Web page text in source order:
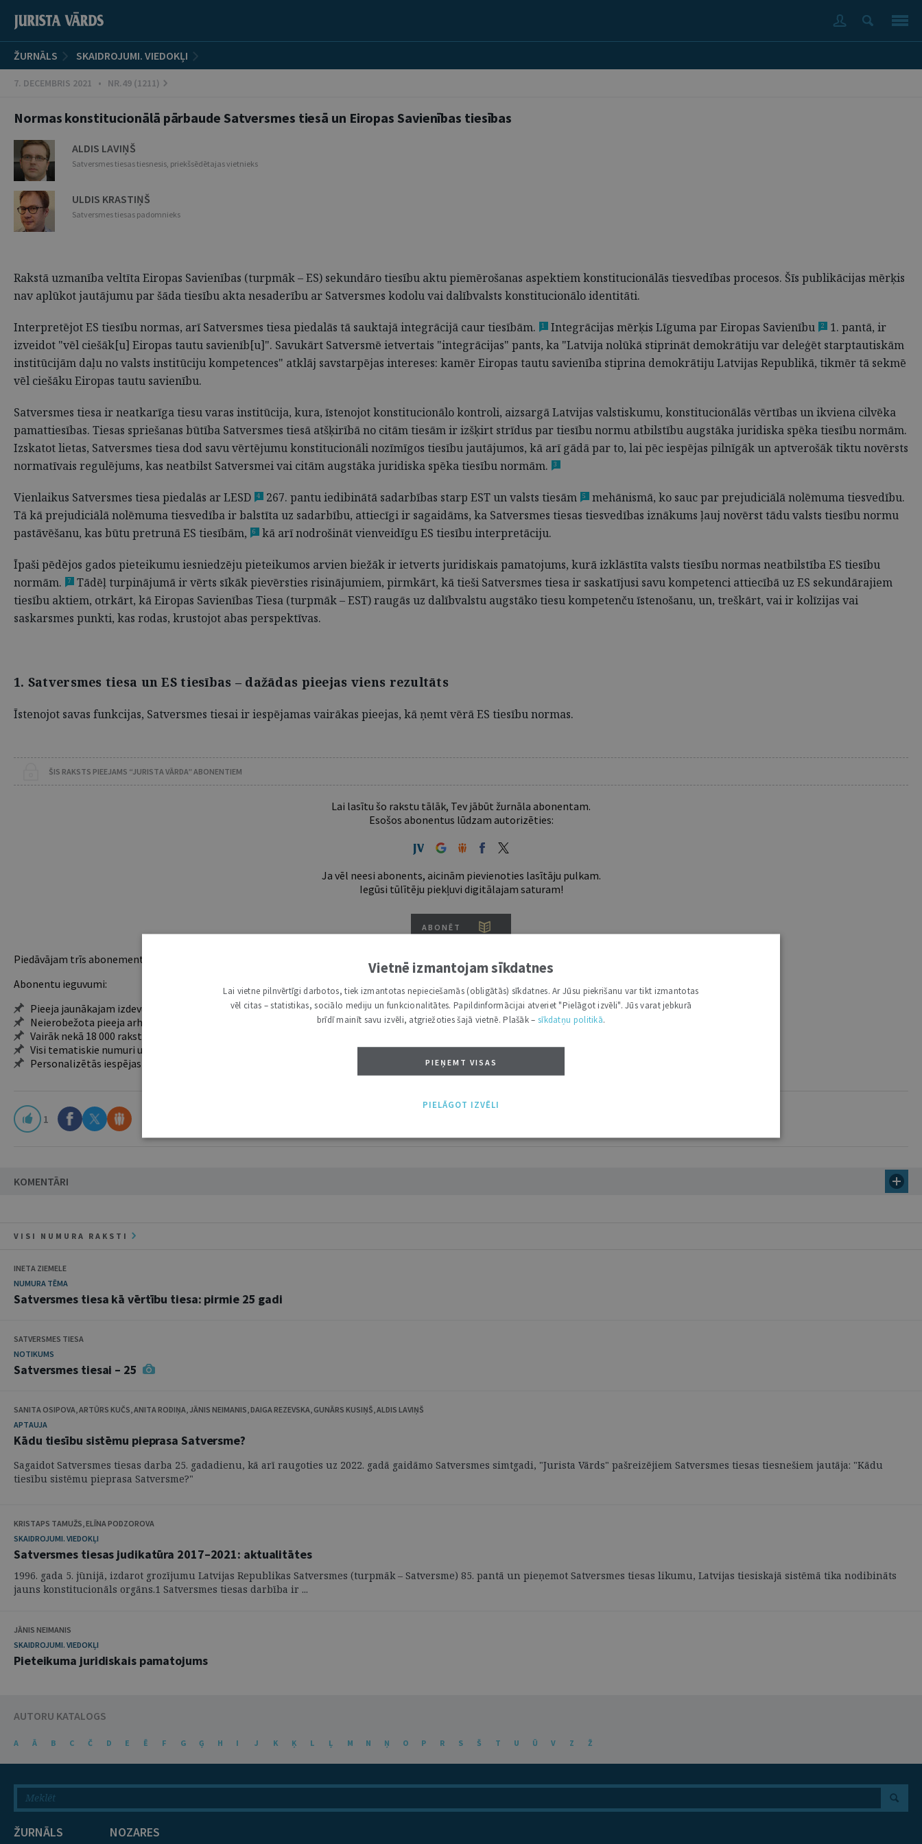
ŽURNĀLS SKAIDROJUMI. VIEDOKĻI
7. DECEMBRIS 2021 • NR.49 (1211)
Normas konstitucionālā pārbaude Satversmes tiesā un Eiropas Savienības tiesības
ALDIS LAVIŅŠ
Satversmes tiesas tiesnesis, priekšsēdētajas vietnieks
ULDIS KRASTIŅŠ
Satversmes tiesas padomnieks
Rakstā uzmanība veltīta Eiropas Savienības (turpmāk – ES) sekundāro tiesību aktu piemērošanas aspektiem konstitucionālās tiesvedības procesos. Šīs publikācijas mērķis
nav aplūkot jautājumu par šāda tiesību akta nesaderību ar Satversmes kodolu vai dalībvalsts konstitucionālo identitāti.
Interpretējot ES tiesību normas, arī Satversmes tiesa piedalās tā sauktajā integrācijā caur tiesībām. 1 Integrācijas mērķis Līguma par Eiropas Savienību 2
1. pantā, ir
izveidot "vēl ciešāk[u] Eiropas tautu savienīb[u]". Savukārt Satversmē ietvertais "integrācijas" pants, ka "Latvija nolūkā stiprināt demokrātiju var deleģēt starptautiskām
institūcijām daļu no valsts institūciju kompetences" atklāj savstarpējas intereses: kamēr Eiropas tautu savienība stiprina demokrātiju Latvijas Republikā, tikmēr tā sekmē
vēl ciešāku Eiropas tautu savienību.
Satversmes tiesa ir neatkarīga tiesu varas institūcija, kura, īstenojot konstitucionālo kontroli, aizsargā Latvijas valstiskumu, konstitucionālās vērtības un ikviena cilvēka
pamattiesības. Tiesas spriešanas būtība Satversmes tiesā atšķirībā no citām tiesām ir izšķirt strīdus par tiesību normu atbilstību augstāka juridiska spēka tiesību normām.
Izskatot lietas, Satversmes tiesa dod savu vērtējumu konstitucionāli nozīmīgos tiesību jautājumos, kā arī gādā par to, lai pēc iespējas pilnīgāk un aptverošāk tiktu novērsts
normatīvais regulējums, kas neatbilst Satversmei vai citām augstāka juridiska spēka tiesību normām.
3
Vienlaikus Satversmes tiesa piedalās ar LESD 4 267. pantu iedibinātā sadarbības starp EST un valsts tiesām 5
mehānismā, ko sauc par prejudiciālā nolēmuma tiesvedību.
Tā kā prejudiciālā nolēmuma tiesvedība ir balstīta uz sadarbību, attiecīgi ir sagaidāms, ka Satversmes tiesas tiesvedības iznākums ļauj novērst tādu valsts tiesību normu
pastāvēšanu, kas būtu pretrunā ES tiesībām,
6 kā arī nodrošināt vienveidīgu ES tiesību interpretāciju.
Īpaši pēdējos gados pieteikumu iesniedzēju pieteikumos arvien biežāk ir ietverts juridiskais pamatojums, kurā izklāstīta valsts tiesību normas neatbilstība ES tiesību
normām.
7
Tādēļ turpinājumā ir vērts sīkāk pievērsties risinājumiem, pirmkārt, kā tieši Satversmes tiesa ir saskatījusi savu kompetenci attiecībā uz ES sekundārajiem
tiesību aktiem, otrkārt, kā Eiropas Savienības Tiesa (turpmāk – EST) raugās uz dalībvalstu augstāko tiesu kompetenču īstenošanu, un, treškārt, vai ir kolīzijas vai
saskarsmes punkti, kas rodas, krustojot abas perspektīvas.
1. Satversmes tiesa un ES tiesības – dažādas pieejas viens rezultāts
Īstenojot savas funkcijas, Satversmes tiesai ir iespējamas vairākas pieejas, kā ņemt vērā ES tiesību normas.
ŠIS RAKSTS PIEEJAMS “JURISTA VĀRDA” ABONENTIEM
Lai lasītu šo rakstu tālāk, Tev jābūt žurnāla abonentam.
Esošos abonentus lūdzam autorizēties:
Ja vēl neesi abonents, aicinām pievienoties lasītāju pulkam.
Iegūsi tūlītēju piekļuvi digitālajam saturam!
ABONĒT
Piedāvājam trīs abonementu veidus. Vienam lietotājam piemērotākais ir "Mazais" (3, 6 un 12 mēnešiem).
Abonentu ieguvumi:
Pieeja jaunākajam izdevumam
Neierobežota pieeja arhīvam – 24 h/7 d.
Vairāk nekā 18 000 rakstu un 2000 autoru
Visi tematiskie numuri un ikgadējie grāmatžurnāli
Personalizētās iespējas – piezīmes, citāti, mapes
1
KOMENTĀRI
VISI NUMURA RAKSTI
INETA ZIEMELE
NUMURA TĒMA
Satversmes tiesa kā vērtību tiesa: pirmie 25 gadi
SATVERSMES TIESA
NOTIKUMS
Satversmes tiesai – 25
SANITA OSIPOVA, ARTŪRS KUČS, ANITA RODIŅA, JĀNIS NEIMANIS, DAIGA REZEVSKA, GUNĀRS KUSIŅŠ, ALDIS LAVIŅŠ
APTAUJA
Kādu tiesību sistēmu pieprasa Satversme?
Sagaidot Satversmes tiesas darba 25. gadadienu, kā arī raugoties uz 2022. gadā gaidāmo Satversmes simtgadi, "Jurista Vārds" pašreizējiem Satversmes tiesas tiesnešiem jautāja: "Kādu
tiesību sistēmu pieprasa Satversme?"
KRISTAPS TAMUŽS, ELĪNA PODZOROVA
SKAIDROJUMI. VIEDOKĻI
Satversmes tiesas judikatūra 2017–2021: aktualitātes
1996. gada 5. jūnijā, izdarot grozījumu Latvijas Republikas Satversmes (turpmāk – Satversme) 85. pantā un pieņemot Satversmes tiesas likumu, Latvijas tiesiskajā sistēmā tika nodibināts
jauns konstitucionāls orgāns.1 Satversmes tiesas darbība ir ...
JĀNIS NEIMANIS
SKAIDROJUMI. VIEDOKĻI
Pieteikuma juridiskais pamatojums
AUTORU KATALOGS
A Ā B C Č D E Ē F G Ģ H I J K Ķ L Ļ M N Ņ O P R S Š T U Ū V Z Ž
ŽURNĀLS NOZARES
Vietnē izmantojam sīkdatnes
Lai vietne pilnvērtīgi darbotos, tiek izmantotas nepieciešamās (obligātās) sīkdatnes. Ar Jūsu piekrišanu var tikt izmantotas
vēl citas – statistikas, sociālo mediju un funkcionalitātes. Papildinformācijai atveriet "Pielāgot izvēli". Jūs varat jebkurā
brīdī mainīt savu izvēli, atgriežoties šajā vietnē. Plašāk – sīkdatņu politikā.
PIEŅEMT VISAS
PIELĀGOT IZVĒLI